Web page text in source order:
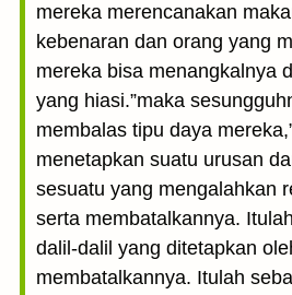
mereka merencanakan
kebenaran dan orang yang
mereka bisa menangkalnya
yang hiasi.”maka
membalas tipu daya
menetapkan suatu urusan
sesuatu yang mengalahkan
serta membatalkannya.
dalil-dalil yang ditetapkan
membatalkannya. Itulah